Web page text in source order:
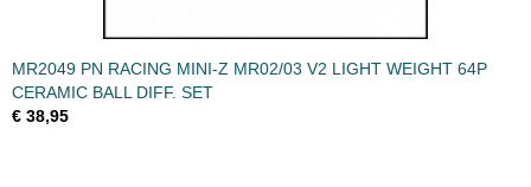
MR2049 PN RACING MINI-Z MR02/03 V2 LIGHT WEIGHT 64P
CERAMIC BALL DIFF. SET
€ 38,95